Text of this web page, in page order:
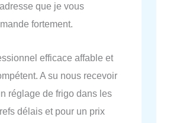
que je vous
fortement.
efficace affable et
A su nous recevoir
réglage de frigo dans les
délais et pour un prix